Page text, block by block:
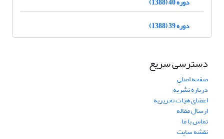
دوره 39 (1388)
دسترسی سریع
صفحه اصلی
درباره نشریه
اعضای هیات تحریریه
ارسال مقاله
تماس با ما
نقشه سایت